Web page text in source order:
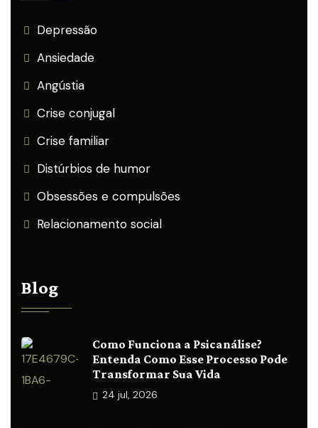
Depressão
Ansiedade
Angústia
Crise conjugal
Crise familiar
Distúrbios de humor
Obsessões e compulsões
Relacionamento social
Blog
Como Funciona a Psicanálise?
Entenda Como Esse Processo Pode
Transformar Sua Vida
24 jul, 2026